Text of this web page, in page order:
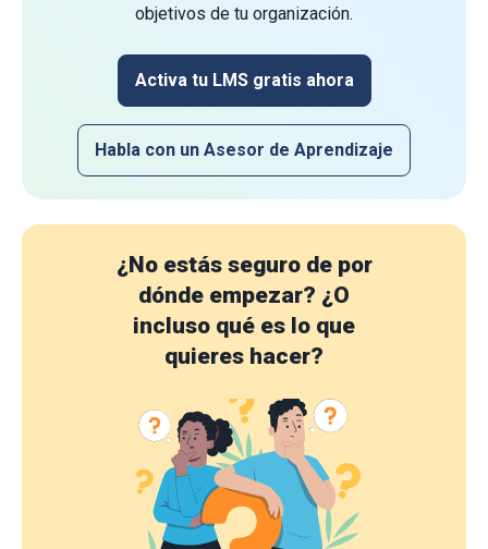
objetivos de tu organización.
Activa tu LMS gratis ahora
Habla con un Asesor de Aprendizaje
¿No estás seguro de por
dónde empezar? ¿O
incluso qué es lo que
quieres hacer?